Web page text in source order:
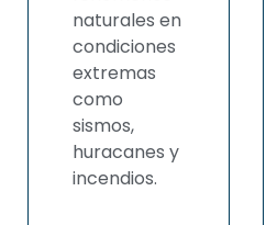
naturales en
condiciones
extremas
como
sismos,
huracanes y
incendios.